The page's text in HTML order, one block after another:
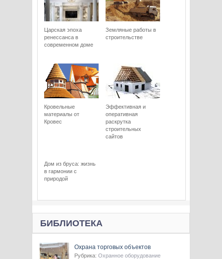
Царская эпоха
ренессанса в
современном доме
Земляные работы в
строительстве
Кровельные
материалы от
Кровес
Эффективная и
оперативная
раскрутка
строительных
сайтов
Дом из бруса: жизнь
в гармонии с
природой
БИБЛИОТЕКА
Охрана торговых объектов
Рубрика: Охранное оборудование